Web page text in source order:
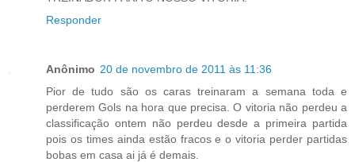
Responder
Anônimo 20 de novembro de 2011 às 11:36
Pior de tudo são os caras treinaram a semana toda e
perderem Gols na hora que precisa. O vitoria não perdeu a
classificação ontem não perdeu desde a primeira partida
pois os times ainda estão fracos e o vitoria perder partidas
bobas em casa ai já é demais.